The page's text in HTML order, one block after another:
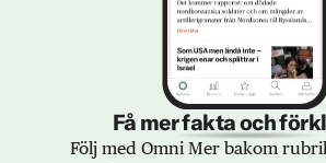
Få mer fakta och
Följ med Omni Mer bakom